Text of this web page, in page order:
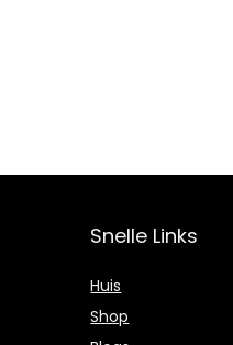
Snelle Links
Huis
Shop